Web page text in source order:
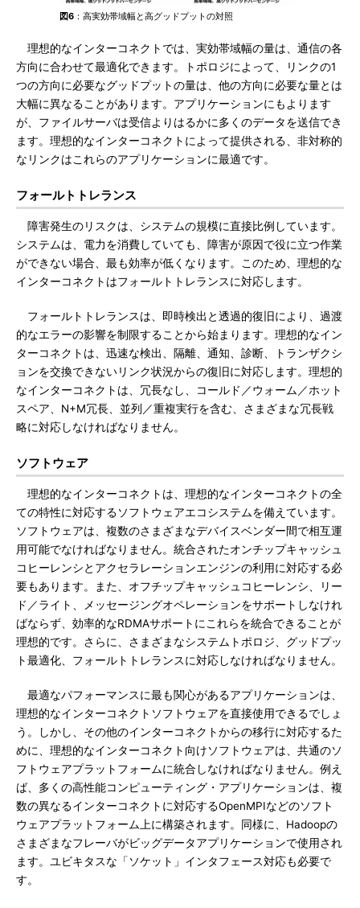
図6 ：高実効帯域幅と高グッドプットの対照
理想的なインターコネクトでは、実効帯域幅の量は、通信の各
方向に合わせて最適化できます。トポロジによって、リンクの1
つの方向に必要なグッドプットの量は、他の方向に必要な量とは
大幅に異なることがあります。アプリケーションにもよります
が、ファイルサーバは受信よりはるかに多くのデータを送信でき
ます。理想的なインターコネクトによって提供される、非対称的
なリンクはこれらのアプリケーションに最適です。
フォールトトレランス
障害発生のリスクは、システムの規模に直接比例しています。
システムは、電力を消費していても、障害が原因で役に立つ作業
ができない場合、最も効率が低くなります。このため、理想的な
インターコネクトはフォールトトレランスに対応します。
フォールトトレランスは、即時検出と透過的復旧により、過渡
的なエラーの影響を制限することから始まります。理想的なイン
ターコネクトは、迅速な検出、隔離、通知、診断、トランザクシ
ョンを交換できないリンク状況からの復旧に対応します。理想的
なインターコネクトは、冗長なし、コールド／ウォーム／ホット
スペア、N+M冗長、並列／重複実行を含む、さまざまな冗長戦
略に対応しなければなりません。
ソフトウェア
理想的なインターコネクトは、理想的なインターコネクトの全
ての特性に対応するソフトウェアエコシステムを備えています。
ソフトウェアは、複数のさまざまなデバイスベンダー間で相互運
用可能でなければなりません。統合されたオンチップキャッシュ
コヒーレンシとアクセラレーションエンジンの利用に対応する必
要もあります。また、オフチップキャッシュコヒーレンシ、リー
ド／ライト、メッセージングオペレーションをサポートしなけれ
ばならず、効率的なRDMAサポートにこれらを統合できることが
理想的です。さらに、さまざまなシステムトポロジ、グッドプッ
ト最適化、フォールトトレランスに対応しなければなりません。
最適なパフォーマンスに最も関心があるアプリケーションは、
理想的なインターコネクトソフトウェアを直接使用できるでしょ
う。しかし、その他のインターコネクトからの移行に対応するた
めに、理想的なインターコネクト向けソフトウェアは、共通のソ
フトウェアプラットフォームに統合しなければなりません。例え
ば、多くの高性能コンピューティング・アプリケーションは、複
数の異なるインターコネクトに対応するOpenMPIなどのソフト
ウェアプラットフォーム上に構築されます。同様に、Hadoopの
さまざまなフレーバがビッグデータアプリケーションで使用され
ます。ユビキタスな「ソケット」インタフェース対応も必要で
す。